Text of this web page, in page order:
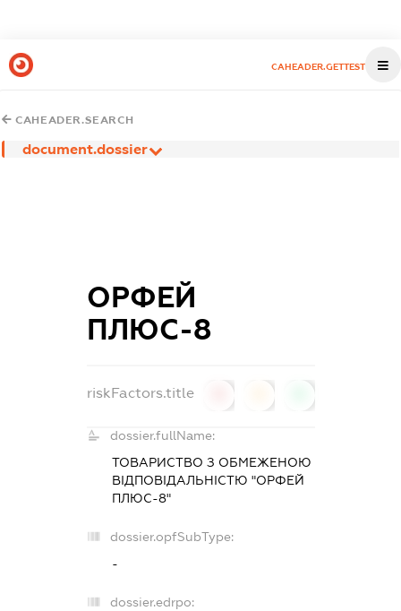
CAHEADER.GETTEST
CAHEADER.SEARCH
document.dossier
ОРФЕЙ
ПЛЮС-8
riskFactors.title
dossier.fullName:
ТОВАРИСТВО З ОБМЕЖЕНОЮ
ВІДПОВІДАЛЬНІСТЮ "ОРФЕЙ
ПЛЮС-8"
dossier.opfSubType:
-
dossier.edrpo: